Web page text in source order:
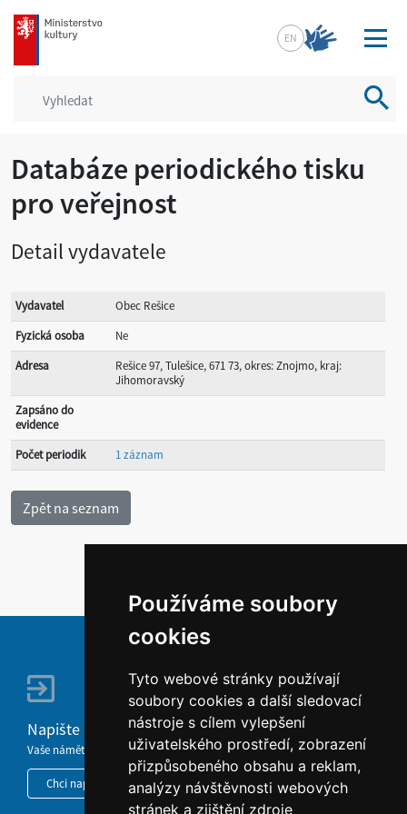
Používáme soubory
cookies
Tyto webové stránky používají
soubory cookies a další sledovací
nástroje s cílem vylepšení
uživatelského prostředí, zobrazení
přizpůsobeného obsahu a reklam,
analýzy návštěvnosti webových
stránek a zjištění zdroje
mkcr.cz
EN
Databáze periodického tisku
pro veřejnost
Detail vydavatele
Vydavatel
Obec Rešice
Fyzická osoba
Ne
Adresa
Rešice 97, Tulešice, 671 73, okres: Znojmo, kraj:
Jihomoravský
Zapsáno do
evidence
Počet periodik
1 záznam
Napište nám
Vaše náměty, komentáře, připomínky a dotazy nezůstanou bez odezvy.
Chci napsat MKČR